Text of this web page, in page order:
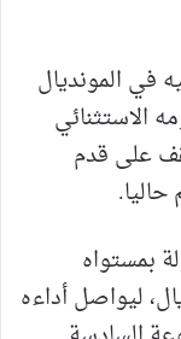
في المونديال
الاستثنائي
على قدم
بمستواه
ليواصل أداءه